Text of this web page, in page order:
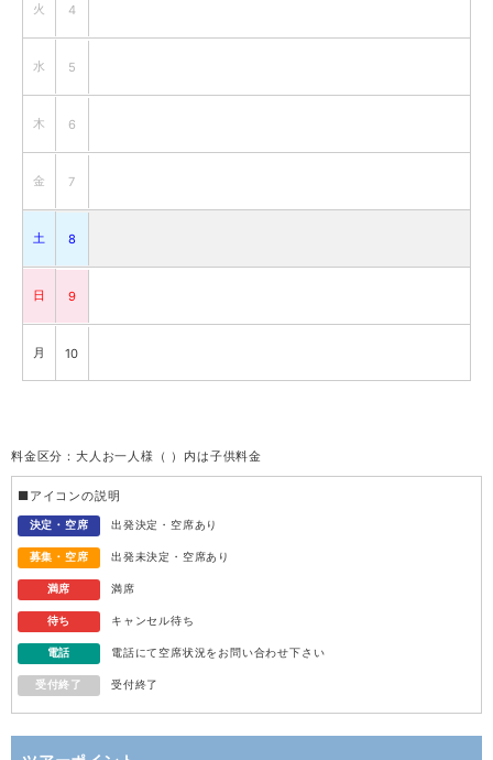
火 4
水 5
木 6
金 7
土 8
日 9
月 10
12
木 13
金 14
日 16
月 17
料金区分：大人お一人様（ ）内は子供料金
■アイコンの説明
決定・空席 出発決定・空席あり
募集・空席 出発未決定・空席あり
満席 満席
待ち キャンセル待ち
電話 電話にて空席状況をお問い合わせ下さい
受付終了 受付終了